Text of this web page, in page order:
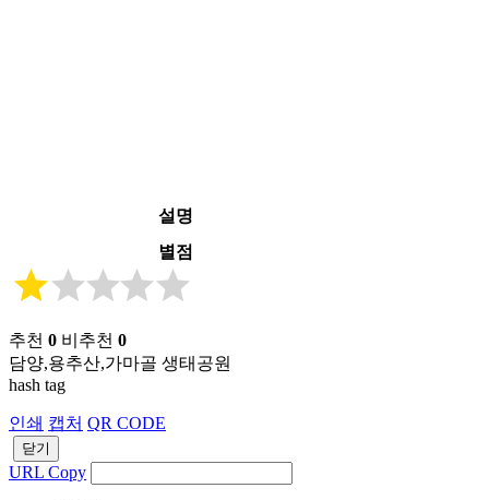
설명
별점
추천 0 비추천 0
담양,용추산,가마골 생태공원
hash tag
인쇄 캡처 QR CODE
닫기
URL Copy